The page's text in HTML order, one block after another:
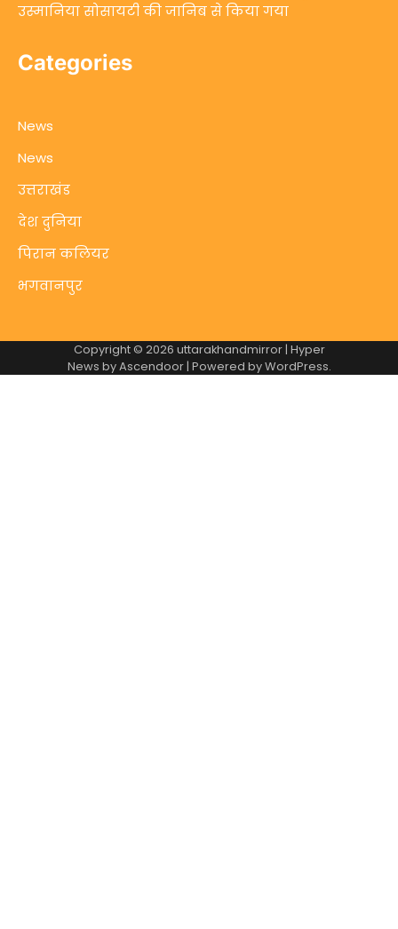
उस्मानिया सोसायटी की जानिब से किया गया
Categories
News
News
उत्तराखंड
देश दुनिया
पिरान कलियर
भगवानपुर
Copyright © 2026 uttarakhandmirror| Hyper
News byAscendoor| Powered byWordPress.